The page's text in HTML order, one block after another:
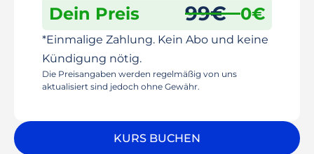
Dein Preis 99€ 0€
*Einmalige Zahlung. Kein Abo und keine
Kündigung nötig.
Die Preisangaben werden regelmäßig von uns
aktualisiert sind jedoch ohne Gewähr.
KURS BUCHEN